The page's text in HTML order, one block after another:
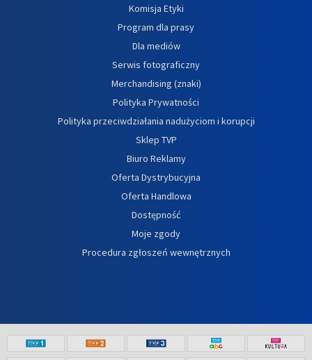
Komisja Etyki
Program dla prasy
Dla mediów
Serwis fotograficzny
Merchandising (znaki)
Polityka Prywatności
Polityka przeciwdziałania nadużyciom i korupcji
Sklep TVP
Biuro Reklamy
Oferta Dystrybucyjna
Oferta Handlowa
Dostępność
Moje zgody
Procedura zgłoszeń wewnętrznych